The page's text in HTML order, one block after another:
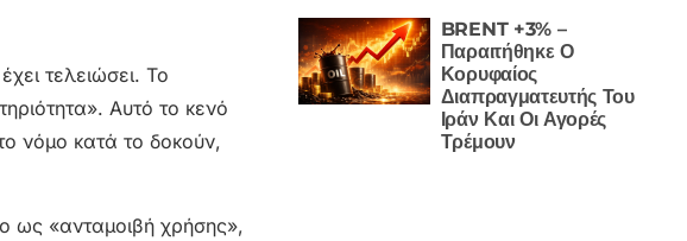
τελειώσει. Το
Αυτό το κενό
νόμο κατά το δοκούν,
ως «ανταμοιβή χρήσης»,
BRENT +3% –
Παραιτήθηκε Ο
Κορυφαίος
Διαπραγματευτής Του
Ιράν Και Οι Αγορές
Τρέμουν